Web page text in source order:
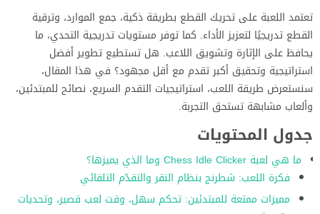
تعتمد اللعبة على تحريك القطع بطريقة ذكية، جمع الموارد، وترقية
القطع تدريجيًا لتعزيز الأداء. كما توفر مستويات تدريجية التحدي، ما
يحافظ على الإثارة وتشويق اللاعب. هل تستطيع تطوير أفضل
استراتيجية وتحقيق أكبر تقدم مع أقل مجهود؟ في هذا المقال،
سنستعرض طريقة اللعب، استراتيجيات التقدم السريع، نصائح للمبتدئين،
وألعاب مشابهة تستحق التجربة.
جدول المحتويات
ما هي لعبة Chess Idle Clicker وما الذي يميزها؟
فكرة اللعب: شطرنج بنظام النقر والتقدّم التلقائي
مميزات ممتعة للمبتدئين: تحكم سهل، وقت لعب قصير، وتحديات